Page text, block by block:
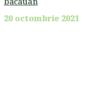
20 octombrie 2021